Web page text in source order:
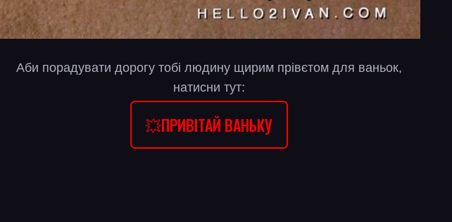
Аби порадувати дорогу тобі людину щирим прівєтом для ваньок,
натисни тут:
💥ПРИВІТАЙ ВАНЬКУ